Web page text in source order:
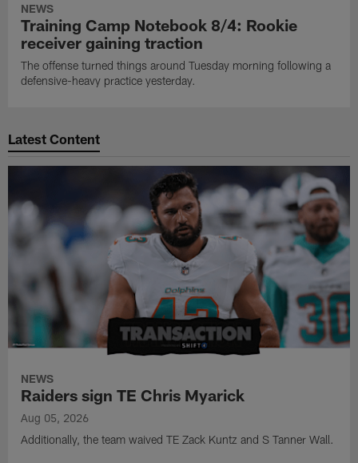
NEWS
Training Camp Notebook 8/4: Rookie
receiver gaining traction
The offense turned things around Tuesday morning following a
defensive-heavy practice yesterday.
Latest Content
NEWS
Raiders sign TE Chris Myarick
Aug 05, 2026
Additionally, the team waived TE Zack Kuntz and S Tanner Wall.